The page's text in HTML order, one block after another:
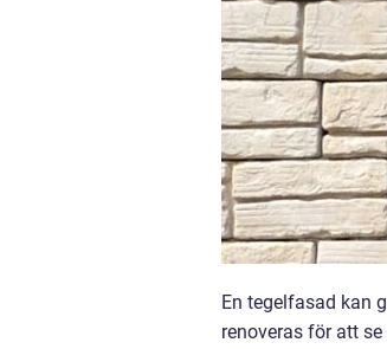
En tegelfasad kan
renoveras för att